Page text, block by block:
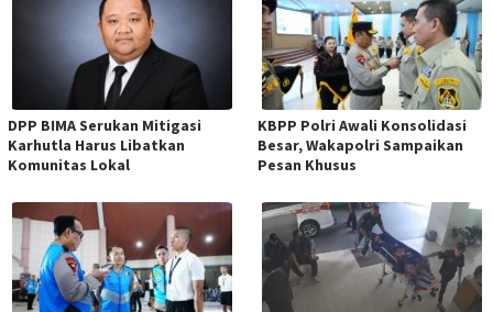
DPP BIMA Serukan Mitigasi
Karhutla Harus Libatkan
Komunitas Lokal
KBPP Polri Awali Konsolidasi
Besar, Wakapolri Sampaikan
Pesan Khusus